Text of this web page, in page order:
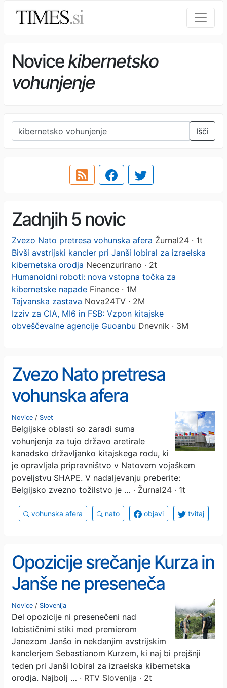
Novicekibernetsko
vohunjenje
Išči
Zadnjih 5 novic
Zvezo Nato pretresa vohunska afera Žurnal24 · 1t
Bivši avstrijski kancler pri Janši lobiral za izraelska
kibernetska orodja Necenzurirano · 2t
Humanoidni roboti: nova vstopna točka za
kibernetske napade Finance · 1M
Tajvanska zastava Nova24TV · 2M
Izziv za CIA, MI6 in FSB: Vzpon kitajske
obveščevalne agencije Guoanbu Dnevnik · 3M
Zvezo Nato pretresa
vohunska afera
Novice / Svet
Belgijske oblasti so zaradi suma
vohunjenja za tujo državo aretirale
kanadsko državljanko kitajskega rodu, ki
je opravljala pripravništvo v Natovem vojaškem
poveljstvu SHAPE. V nadaljevanju preberite:
Belgijsko zvezno tožilstvo je … · Žurnal24 · 1t
vohunska afera nato objavi tvitaj
Opozicije srečanje Kurza in
Janše ne preseneča
Novice / Slovenija
Del opozicije ni presenečeni nad
lobističnimi stiki med premierom
Janezom Janšo in nekdanjim avstrijskim
kanclerjem Sebastianom Kurzem, ki naj bi prejšnji
teden pri Janši lobiral za izraelska kibernetska
orodja. Najbolj … · RTV Slovenija · 2t